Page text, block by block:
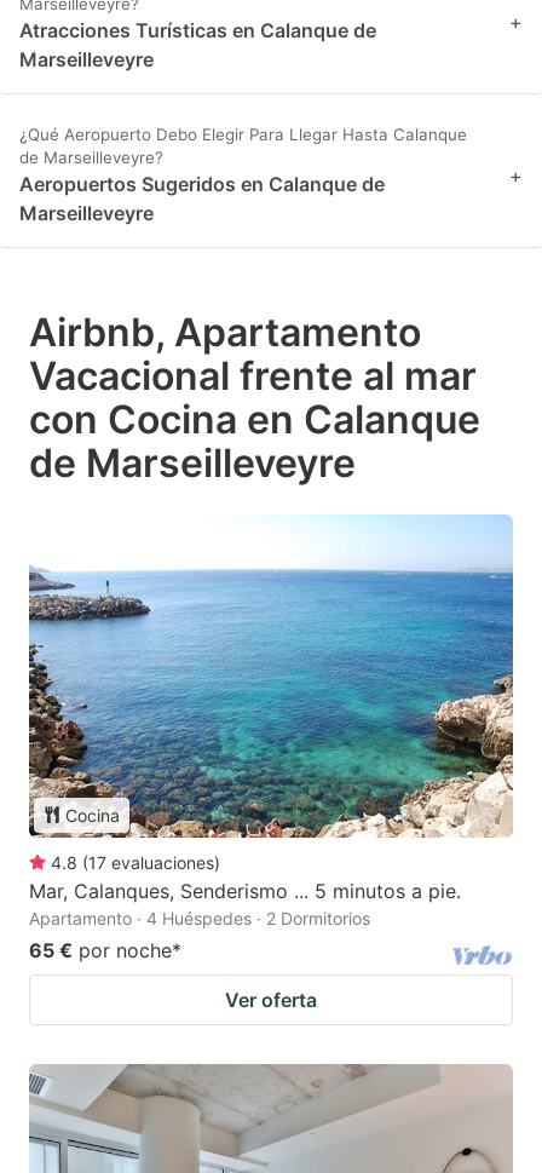
Atracciones Turísticas en Calanque de
Marseilleveyre
+
¿Qué Aeropuerto Debo Elegir Para Llegar Hasta Calanque
de Marseilleveyre?
Aeropuertos Sugeridos en Calanque de
Marseilleveyre
+
Airbnb, Apartamento
Vacacional frente al mar
con Cocina en Calanque
de Marseilleveyre
Cocina
4.8 (17 evaluaciones)
Mar, Calanques, Senderismo ... 5 minutos a pie.
Apartamento · 4 Huéspedes · 2 Dormitorios
65 € por noche*
Ver oferta